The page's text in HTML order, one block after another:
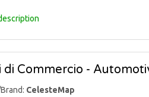
di Commercio -
CelesteMap